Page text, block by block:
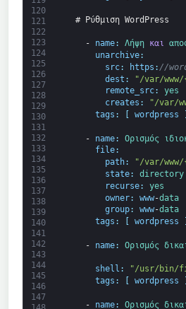
120
121
122
123
124
125
126
127
128
129
130
131
132
133
134
135
136
137
138
139
140
141
142
143
144
145
146
147
# Ρύθμιση WordPress
- name: Λήψη και
unarchive:
src: https : //
dest :
"/var/
remote_src:
yes
creates :
"/var/
tags : wordpress
- name: Ορισμός
file:
path:
"/var/
state:
directory
recurse:
yes
owner: www-data
group: www-data
tags : wordpress
- name: Ορισμός
shell :
"/usr/bin/
tags : wordpress
- name: Ορισμός